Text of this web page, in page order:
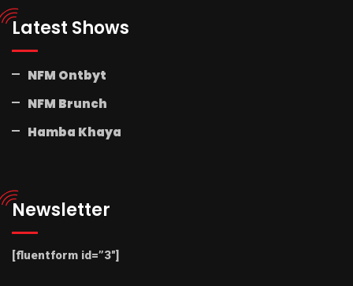
Latest Shows
NFM Ontbyt
NFM Brunch
Hamba Khaya
Newsletter
[fluentform id=”3″]